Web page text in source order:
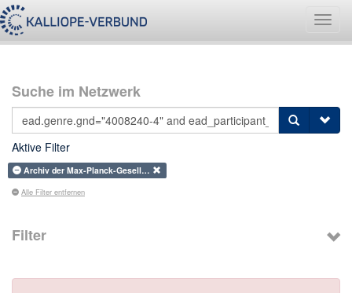
Suche im Netzwerk
Aktive Filter
Archiv der Max-Planck-Gesell…
Alle Filter entfernen
Filter